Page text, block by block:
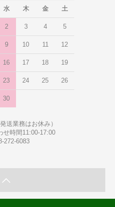
水 木 金 土
2 3 4 5
9 10 11 12
16 17 18 19
23 24 25 26
30
送業務はお休み）
時間11:00-17:00
6083